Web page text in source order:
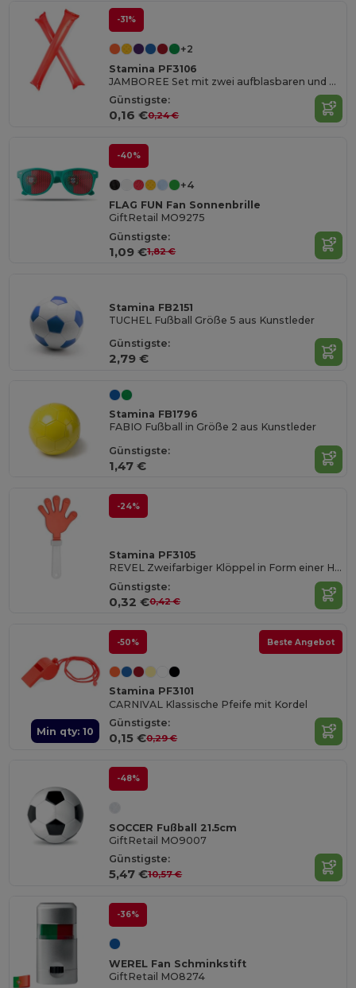
-31%
+2
Stamina PF3106
JAMBOREE Set mit zwei aufblasbaren und wiederverwendbaren Schlagstöcken für Cheeleder aus LDPE
Günstigste:
0,16 €0,24 €
-40%
+4
FLAG FUN Fan Sonnenbrille
GiftRetail MO9275
Günstigste:
1,09 €1,82 €
Stamina FB2151
TUCHEL Fußball Größe 5 aus Kunstleder
Günstigste:
2,79 €
Stamina FB1796
FABIO Fußball in Größe 2 aus Kunstleder
Günstigste:
1,47 €
-24%
Stamina PF3105
REVEL Zweifarbiger Klöppel in Form einer Hand mit Griff
Günstigste:
0,32 €0,42 €
Min qty: 10
-50% Beste Angebot
Stamina PF3101
CARNIVAL Klassische Pfeife mit Kordel
Günstigste:
0,15 €0,29 €
-48%
SOCCER Fußball 21.5cm
GiftRetail MO9007
Günstigste:
5,47 €10,57 €
-36%
WEREL Fan Schminkstift
GiftRetail MO8274